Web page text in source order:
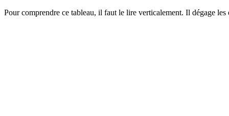
Pour comprendre ce tableau, il faut le lire verticalement. Il dégage